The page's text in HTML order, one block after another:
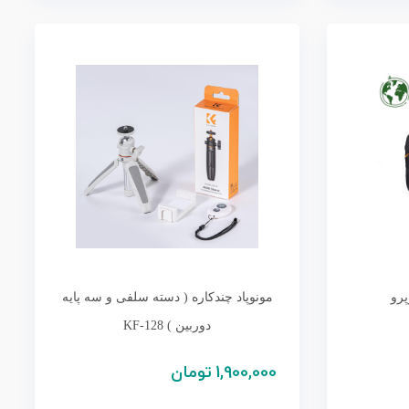
مونوپاد چندکاره ( دسته سلفی و سه پایه
دوربین ) KF-128
1,900,000 تومان